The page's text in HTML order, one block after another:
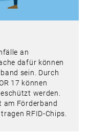
an
dafür können
sein. Durch
17 können
werden.
am Förderband
RFID-Chips.